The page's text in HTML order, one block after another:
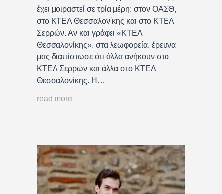
έχει μοιραστεί σε τρία μέρη: στον ΟΑΣΘ,
στο ΚΤΕΛ Θεσσαλονίκης και στο ΚΤΕΛ
Σερρών. Αν και γράφει «ΚΤΕΛ
Θεσσαλονίκης», στα λεωφορεία, έρευνα
μας διαπίστωσε ότι άλλα ανήκουν στο
ΚΤΕΛ Σερρών και άλλα στο ΚΤΕΛ
Θεσσαλονίκης. Η…
read more